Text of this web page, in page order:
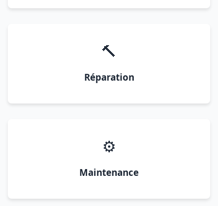
🔨
Réparation
⚙️
Maintenance